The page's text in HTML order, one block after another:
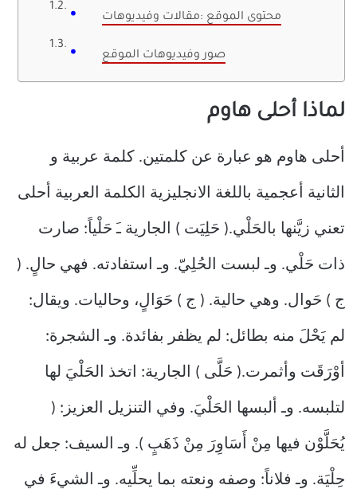
محتوى الموقع :مقالات وفيديوهات
صور وفيديوهات الموقع
لماذا أحلى هاوم
أحلى هاوم هو عبارة عن كلمتين. كلمة عربية و
الثانية أعجمية باللغة الانجليزية الكلمة العربية أحلى
تعني زيَّنها بالحَلْي.( حَلِيَت ) الجارية ـَ حَلْياً: صارت
ذات حَلْي. وـ لبست الحُلِيّ. وـ استفادته. فهي حالٍ. (
ج ) حَوال. وهي حالية. ( ج ) حَوَالٍ، وحاليات. ويقال:
لم يَحْلَ منه بطائل: لم يظفر بفائدة. وـ الشجرة:
أوْرَقَت وأثمرت.( حَلَّى ) الجارية: اتخذ الحَلْيَ لها
لتلبسه. وـ ألبسها الحَلْيَ. وفي التنزيل العزيز: (
يُحَلَّوْن فيها مِنْ أَسَاوِرَ مِنْ ذَهَبٍ ). وـ السيف: جعل له
حِلْيَة. وـ فلاناً: وصفه ونعته بما يحلِّيه. وـ الشيءَ في